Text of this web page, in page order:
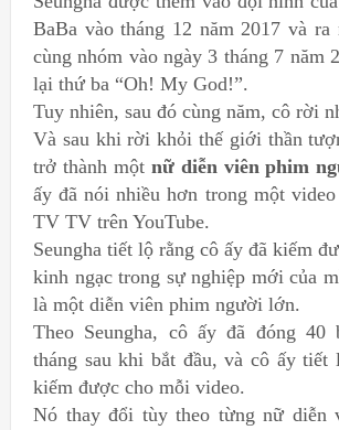
BaBa vào tháng 12 năm 2017 và
cùng nhóm vào ngày 3 tháng 7 năm
lại thứ ba “Oh! My God!”.
Tuy nhiên, sau đó cùng năm, cô rời
Và sau khi rời khỏi thế giới thần
trở thành một nữ diễn viên phim
ấy đã nói nhiều hơn trong một
TV TV trên YouTube.
Seungha tiết lộ rằng cô ấy đã kiếm
kinh ngạc trong sự nghiệp mới của
là một diễn viên phim người lớn.
Theo Seungha, cô ấy đã đóng
tháng sau khi bắt đầu, và cô ấy tiết
kiếm được cho mỗi video.
Nó thay đổi tùy theo từng nữ diễn